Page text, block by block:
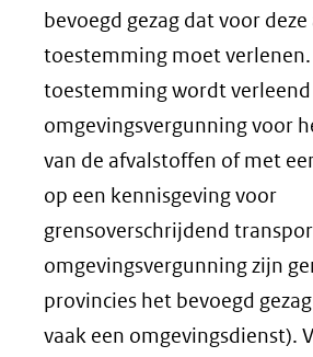
bevoegd gezag dat voor
toestemming moet verlenen.
toestemming wordt verleend
omgevingsvergunning voor
van de afvalstoffen of met
op een kennisgeving voor
grensoverschrijdend
omgevingsvergunning zijn
provincies het bevoegd
vaak een omgevingsdienst).